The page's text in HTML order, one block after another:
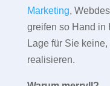
Marketing,
greifen so Hand in
Lage für Sie
realisieren.